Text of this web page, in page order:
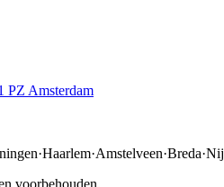
PZ Amsterdam
·Haarlem·Amstelveen·Breda·
voorbehouden.